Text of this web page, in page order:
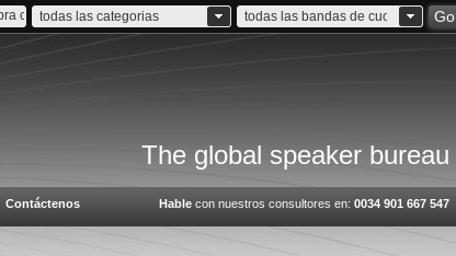
todas las categorias todas las bandas de cuota Go
The global speaker bureau
Contáctenos Hable con nuestros consultores en: 0034 901 667 547